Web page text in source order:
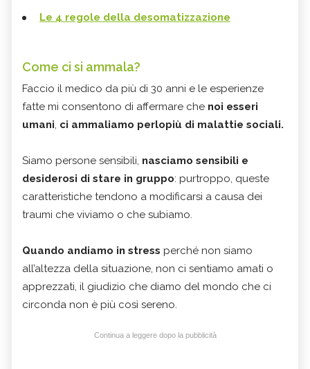
Le 4 regole della desomatizzazione
Come ci si ammala?
Faccio il medico da più di 30 anni e le esperienze
fatte mi consentono di affermare che noi esseri
umani, ci ammaliamo perlopiù di malattie sociali.
Siamo persone sensibili, nasciamo sensibili e
desiderosi di stare in gruppo: purtroppo, queste
caratteristiche tendono a modificarsi a causa dei
traumi che viviamo o che subiamo.
Quando andiamo in stress perché non siamo
all’altezza della situazione, non ci sentiamo amati o
apprezzati, il giudizio che diamo del mondo che ci
circonda non è più così sereno.
Continua a leggere dopo la pubblicità